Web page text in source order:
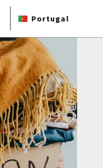
Portugal